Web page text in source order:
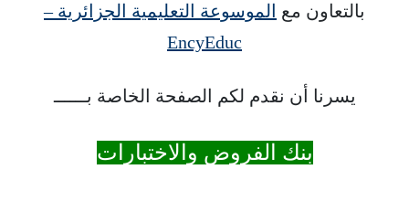
بالتعاون مع الموسوعة التعليمية الجزائرية –
EncyEduc
يسرنا أن نقدم لكم الصفحة الخاصة بــــــ
بنك الفروض والاختبارات